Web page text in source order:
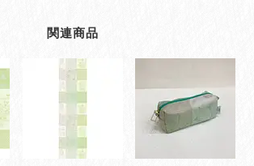
関連商品